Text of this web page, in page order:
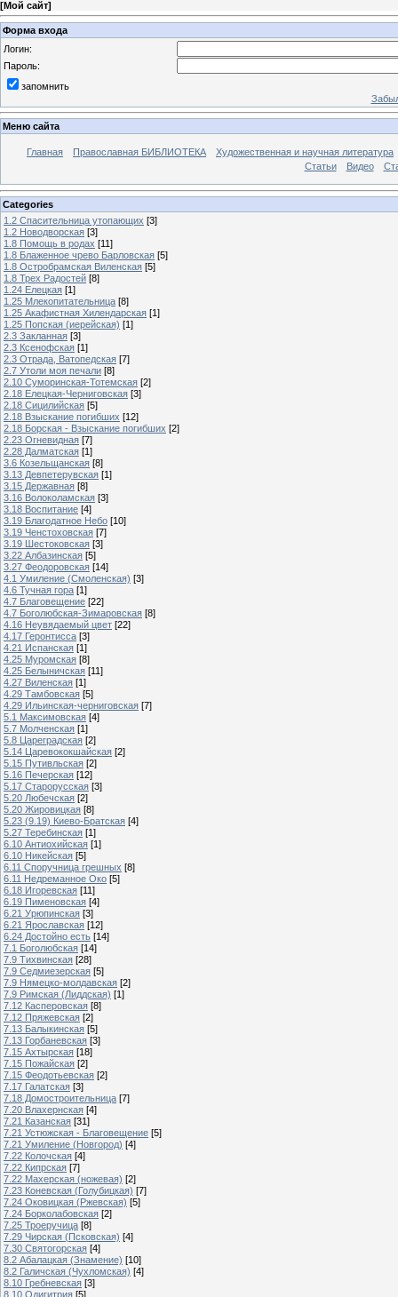
[Мой сайт]
Форма входа
Логин:
Пароль:
запомнить
Меню сайта
Главная Православная БИБЛИОТЕКА
Художественная и научная литература
Статьи
Видео
Categories
1.2 Спасительница утопающих [3]
1.2 Новодворская [3]
1.8 Помощь в родах [11]
1.8 Блаженное чрево Барловская [5]
1.8 Остробрамская Виленская [5]
1.8 Трех Радостей [8]
1.24 Елецкая [1]
1.25 Млекопитательница [8]
1.25 Акафистная Хилендарская [1]
1.25 Попская (иерейская) [1]
2.3 Закланная [3]
2.3 Ксенофская [1]
2.3 Отрада, Ватопедская [7]
2.7 Утоли моя печали [8]
2.10 Суморинская-Тотемская [2]
2.18 Елецкая-Черниговская [3]
2.18 Сицилийская [5]
2.18 Взыскание погибших [12]
2.18 Борская - Взыскание погибших [2]
2.23 Огневидная [7]
2.28 Далматская [1]
3.6 Козельщанская [8]
3.13 Девпетерувская [1]
3.15 Державная [8]
3.16 Волоколамская [3]
3.18 Воспитание [4]
3.19 Благодатное Небо [10]
3.19 Ченстоховская [7]
3.19 Шестоковская [3]
3.22 Албазинская [5]
3.27 Феодоровская [14]
4.1 Умиление (Смоленская) [3]
4.6 Тучная гора [1]
4.7 Благовещение [22]
4.7 Боголюбская-Зимаровская [8]
4.16 Неувядаемый цвет [22]
4.17 Геронтисса [3]
4.21 Испанская [1]
4.25 Муромская [8]
4.25 Белыничская [11]
4.27 Виленская [1]
4.29 Тамбовская [5]
4.29 Ильинская-черниговская [7]
5.1 Максимовская [4]
5.7 Молченская [1]
5.8 Цареградская [2]
5.14 Царевококшайская [2]
5.15 Путивльская [2]
5.16 Печерская [12]
5.17 Старорусская [3]
5.20 Любечская [2]
5.20 Жировицкая [8]
5.23 (9.19) Киево-Братская [4]
5.27 Теребинская [1]
6.10 Антиохийская [1]
6.10 Никейская [5]
6.11 Споручница грешных [8]
6.11 Недреманное Око [5]
6.18 Игоревская [11]
6.19 Пименовская [4]
6.21 Урюпинская [3]
6.21 Ярославская [12]
6.24 Достойно есть [14]
7.1 Боголюбская [14]
7.9 Тихвинская [28]
7.9 Седмиезерская [5]
7.9 Нямецко-молдавская [2]
7.9 Римская (Лиддская) [1]
7.12 Касперовская [8]
7.12 Пряжевская [2]
7.13 Балыкинская [5]
7.13 Горбаневская [3]
7.15 Ахтырская [18]
7.15 Пожайская [2]
7.15 Феодотьевская [2]
7.17 Галатская [3]
7.18 Домостроительница [7]
7.20 Влахернская [4]
7.21 Казанская [31]
7.21 Устюжская - Благовещение [5]
7.21 Умиление (Новгород) [4]
7.22 Колочская [4]
7.22 Кипрская [7]
7.22 Махерская (ножевая) [2]
7.23 Коневская (Голубицкая) [7]
7.24 Оковицкая (Ржевская) [5]
7.24 Борколабовская [2]
7.25 Троеручица [8]
7.29 Чирская (Псковская) [4]
7.30 Святогорская [4]
8.2 Абалацкая (Знамение) [10]
8.2 Галичская (Чухломская) [4]
8.10 Гребневская [3]
8.10 Одигитрия [5]